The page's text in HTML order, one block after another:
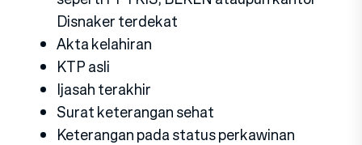
Disnaker terdekat
Akta kelahiran
KTP asli
Ijasah terakhir
Surat keterangan sehat
Keterangan pada status perkawinan